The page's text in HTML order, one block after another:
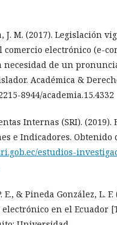
J. M. (2017). Legislación
electrónico (e-
necesidad de un
Académica &
8944/academia.15.4332
Internas (SRI). (2019).
e Indicadores. Obtenido
estudios-
E., & Pineda González, L.
en el Ecuador